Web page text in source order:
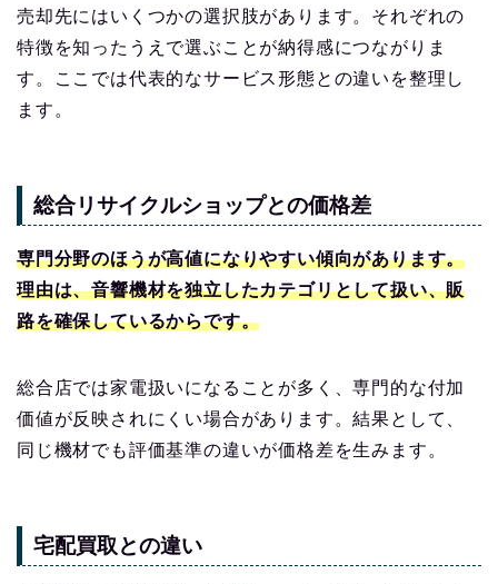
売却先にはいくつかの選択肢があります。それぞれの
特徴を知ったうえで選ぶことが納得感につながりま
す。ここでは代表的なサービス形態との違いを整理し
ます。
総合リサイクルショップとの価格差
専門分野のほうが高値になりやすい傾向があります。
理由は、音響機材を独立したカテゴリとして扱い、販
路を確保しているからです。
総合店では家電扱いになることが多く、専門的な付加
価値が反映されにくい場合があります。結果として、
同じ機材でも評価基準の違いが価格差を生みます。
宅配買取との違い